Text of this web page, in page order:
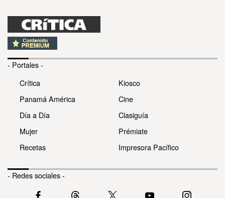
- Portales -
Crítica
Panamá América
Día a Día
Mujer
Recetas
Kiosco
Cine
Clasiguía
Prémiate
Impresora Pacífico
- Redes sociales -